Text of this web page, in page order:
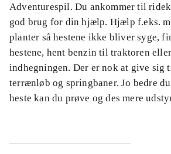
Adventurespil. Du ankommer til
god brug for din hjælp. Hjælp f.eks.
planter så hestene ikke bliver syge,
hestene, hent benzin til traktoren
indhegningen. Der er nok at give sig
terrænløb og springbaner. Jo bedre
heste kan du prøve og des mere